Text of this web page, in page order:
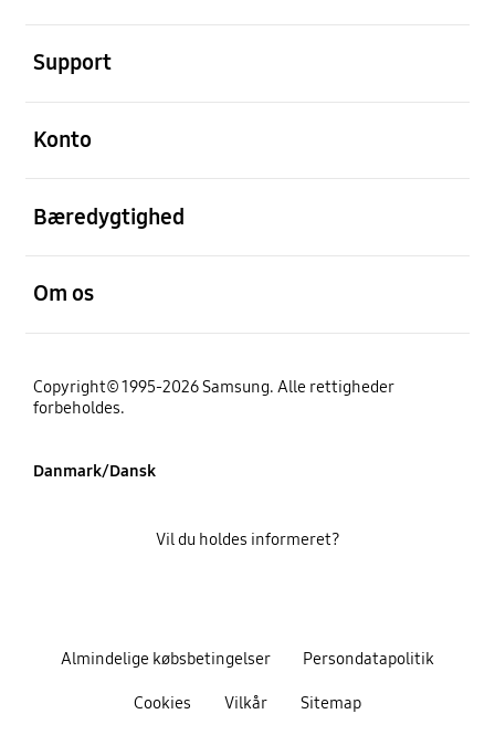
Support
Konto
Bæredygtighed
Om os
Copyright© 1995-2026 Samsung. Alle rettigheder
forbeholdes.
Danmark/Dansk
Almindelige købsbetingelser Persondatapolitik
Cookies Vilkår Sitemap
Vil du holdes informeret?